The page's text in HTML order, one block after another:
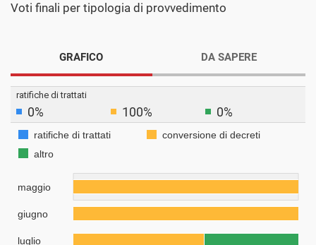
Voti finali per tipologia di provvedimento
GRAFICO DA SAPERE